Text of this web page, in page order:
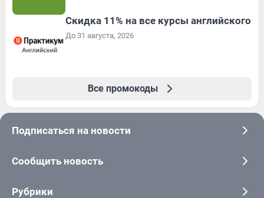
Скидка 11% на все курсы английского
До 31 августа, 2026
Все промокоды
Подписаться на новости
Сообщить новость
Рубрики